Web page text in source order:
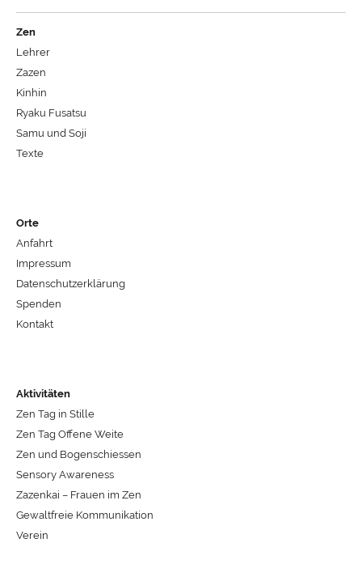
Zen
Lehrer
Zazen
Kinhin
Ryaku Fusatsu
Samu und Soji
Texte
Orte
Anfahrt
Impressum
Datenschutzerklärung
Spenden
Kontakt
Aktivitäten
Zen Tag in Stille
Zen Tag Offene Weite
Zen und Bogenschiessen
Sensory Awareness
Zazenkai – Frauen im Zen
Gewaltfreie Kommunikation
Verein